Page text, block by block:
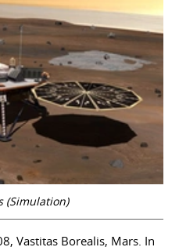
(Simulation)
Vastitas Borealis, Mars. In